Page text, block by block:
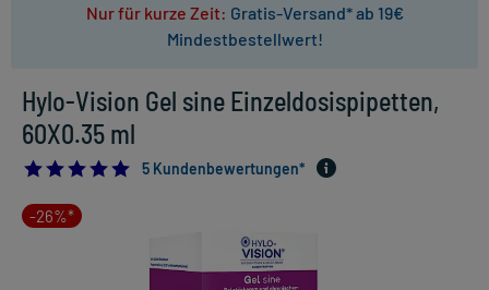
Nur für kurze Zeit: Gratis-Versand* ab 19€
Mindestbestellwert!
Hylo-Vision Gel sine Einzeldosispipetten,
60X0.35 ml
5.0
5 Kundenbewertungen*
-26%*